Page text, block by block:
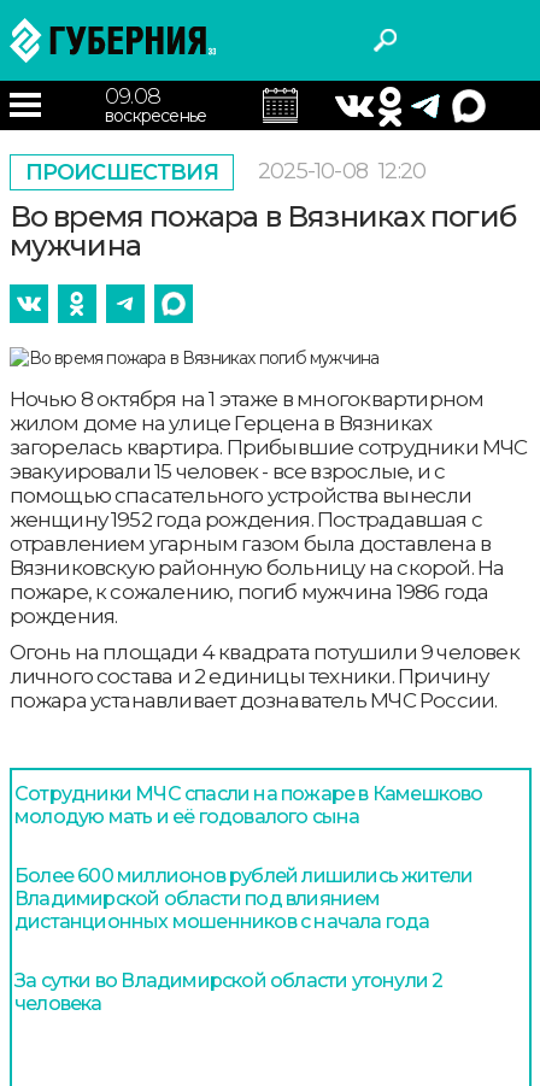
09.08
воскресенье
ПРОИСШЕСТВИЯ 2025-10-08 12:20
Во время пожара в Вязниках погиб
мужчина
Ночью 8 октября на 1 этаже в многоквартирном
жилом доме на улице Герцена в Вязниках
загорелась квартира. Прибывшие сотрудники МЧС
эвакуировали 15 человек - все взрослые, и с
помощью спасательного устройства вынесли
женщину 1952 года рождения. Пострадавшая с
отравлением угарным газом была доставлена в
Вязниковскую районную больницу на скорой. На
пожаре, к сожалению, погиб мужчина 1986 года
рождения.
Огонь на площади 4 квадрата потушили 9 человек
личного состава и 2 единицы техники. Причину
пожара устанавливает дознаватель МЧС России.
Сотрудники МЧС спасли на пожаре в Камешково
молодую мать и её годовалого сына
Более 600 миллионов рублей лишились жители
Владимирской области под влиянием
дистанционных мошенников с начала года
За сутки во Владимирской области утонули 2
человека